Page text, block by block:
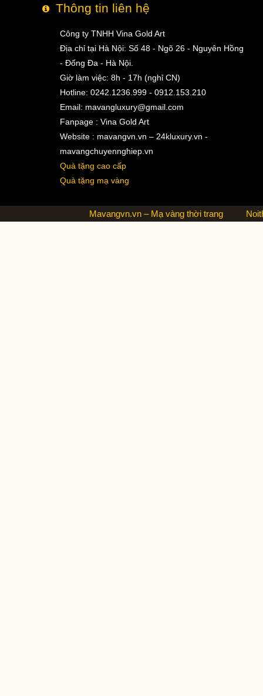
Thông tin liên hệ
Công ty TNHH Vina Gold Art
Địa chỉ tại Hà Nội: Số 48 - Ngõ 26 - Nguyên Hồng
- Đống Đa - Hà Nội.
Giờ làm việc: 8h - 17h (nghỉ CN)
Hotline: 0242.1236.999 - 0912.153.210
Email: mavangluxury@gmail.com
Fanpage : Vina Gold Art
Website : mavangvn.vn – 24kluxury.vn -
mavangchuyennghiep.vn
Quà tặng cao cấp
Quà tặng mạ vàng
Mavangvn.vn – Mạ vàng thời trang